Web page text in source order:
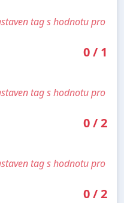
tag s hodnotu pro
0/ 1
tag s hodnotu pro
0/2
tag s hodnotu pro
0/2